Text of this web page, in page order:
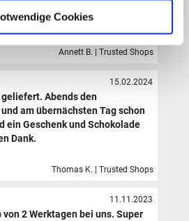
Cookies
Annett B. | Trusted Shops
15.02.2024
Abends den
am übernächsten Tag schon
ein Geschenk und Schokolade
Dank.
Thomas K. | Trusted Shops
11.11.2023
2 Werktagen bei uns. Super